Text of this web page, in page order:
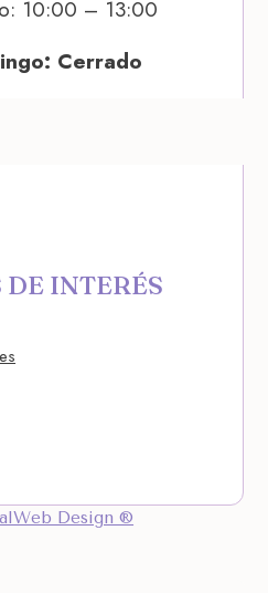
10:00 – 13:00
Cerrado
DE INTERÉS
Design ®